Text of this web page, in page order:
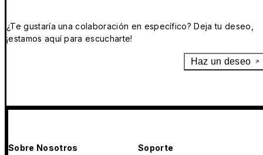
¿Te gustaría una colaboración en específico? Deja tu deseo,
¡estamos aquí para escucharte!
Haz un deseo
Sobre Nosotros Soporte